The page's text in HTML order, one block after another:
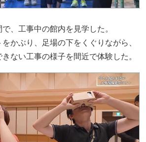
、工事中の館内を見学した。
かぶり、足場の下をくぐりながら、
ない工事の様子を間近で体験した。